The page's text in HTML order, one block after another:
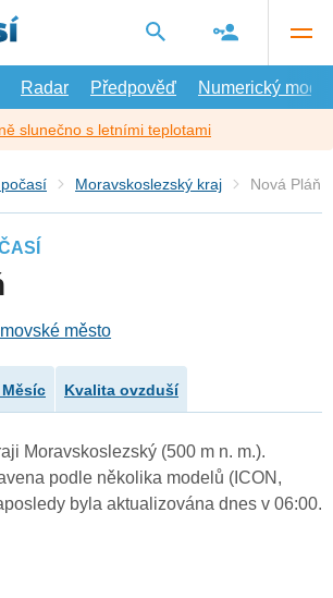
Radar Předpověď Numerický model
slunečno s letními teplotami
Moravskoslezský kraj Nová Pláň
město
Kvalita ovzduší
Moravskoslezský (500 m n. m.).
podle několika modelů (ICON,
byla aktualizována dnes v 06:00.